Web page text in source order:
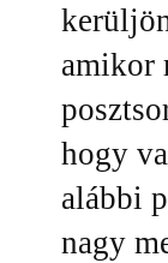
amikor
hogy
alábbi
nagy